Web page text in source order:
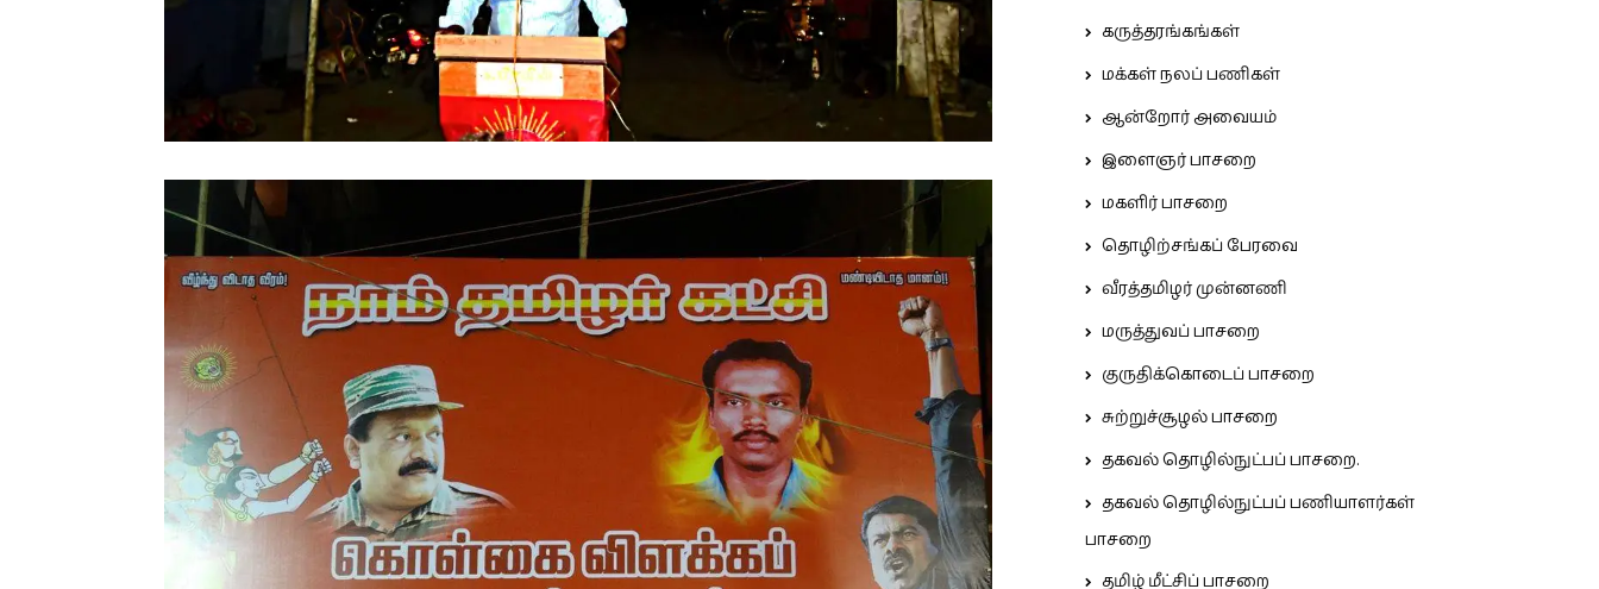
கருத்தரங்கங்கள்
மக்கள் நலப் பணிகள்
ஆன்றோர் அவையம்
இளைஞர் பாசறை
மகளிர் பாசறை
தொழிற்சங்கப் பேரவை
வீரத்தமிழர் முன்னணி
மருத்துவப் பாசறை
குருதிக்கொடைப் பாசறை
சுற்றுச்சூழல் பாசறை
தகவல் தொழில்நுட்பப் பாசறை.
தகவல் தொழில்நுட்பப் பணியாளர்கள்
பாசறை
தமிழ் மீட்சிப் பாசறை